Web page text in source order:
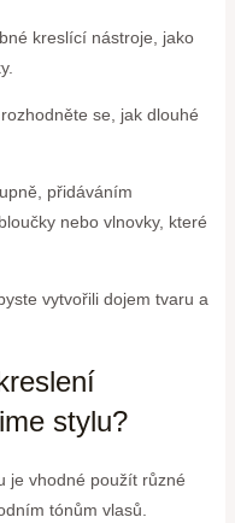
kreslící nástroje, jako
se, jak dlouhé
přidáváním
nebo vlnovky, které
vytvořili dojem tvaru a
stylu?
je vhodné použít různé
tónům vlasů.